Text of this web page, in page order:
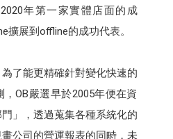
年第一家實體店面的成
擴展到offline的成功代表。
了能更精確針對變化快速的
OB嚴選早於2005年便在資
」，透過蒐集各種系統化的
公司的營運報表的同畤，未